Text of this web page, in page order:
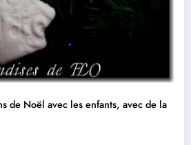
de Noël avec les enfants, avec de la